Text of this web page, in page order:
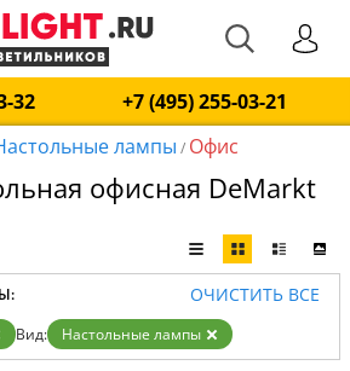
32
+7 (495) 255-03-21
лампы / Офис
офисная DeMarkt
ОЧИСТИТЬ ВСЕ
Вид: Настольные лампы